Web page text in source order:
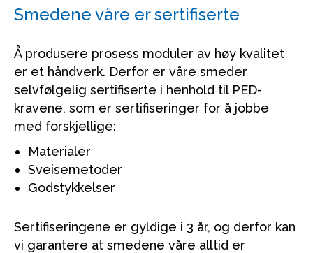
Smedene våre er sertifiserte
Å produsere prosess moduler av høy kvalitet
er et håndverk. Derfor er våre smeder
selvfølgelig sertifiserte i henhold til PED-
kravene, som er sertifiseringer for å jobbe
med forskjellige:
Materialer
Sveisemetoder
Godstykkelser
Sertifiseringene er gyldige i 3 år, og derfor kan
vi garantere at smedene våre alltid er